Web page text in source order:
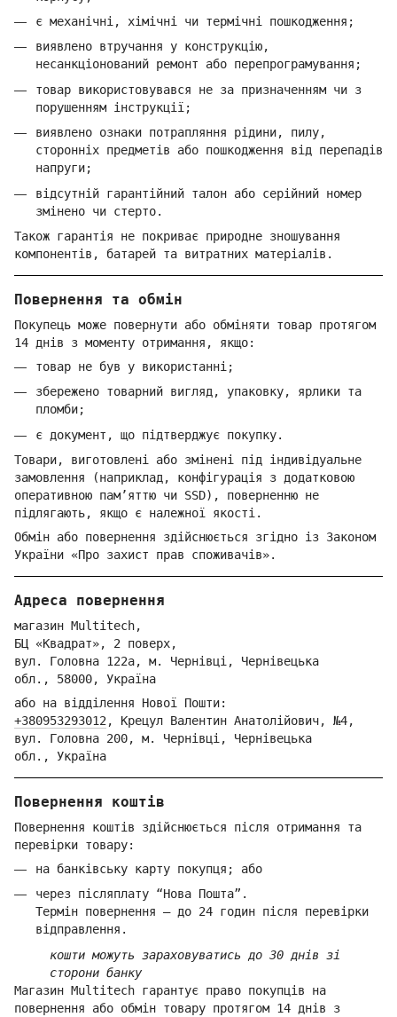
є механічні, хімічні чи термічні пошкодження;
виявлено втручання у конструкцію,
несанкціонований ремонт або перепрограмування;
товар використовувався не за призначенням чи з
порушенням інструкції;
виявлено ознаки потрапляння рідини, пилу,
сторонніх предметів або пошкодження від перепадів
напруги;
відсутній гарантійний талон або серійний номер
змінено чи стерто.
Також гарантія не покриває природне зношування
компонентів, батарей та витратних матеріалів.
Повернення та обмін
Покупець може повернути або обміняти товар протягом
14 днів з моменту отримання, якщо:
товар не був у використанні;
збережено товарний вигляд, упаковку, ярлики та
пломби;
є документ, що підтверджує покупку.
Товари, виготовлені або змінені під індивідуальне
замовлення (наприклад, конфігурація з додатковою
оперативною пам’яттю чи SSD), поверненню не
підлягають, якщо є належної якості.
Обмін або повернення здійснюється згідно із Законом
України «Про захист прав споживачів».
Адреса повернення
магазин Multitech,
БЦ «Квадрат», 2 поверх,
вул. Головна 122а, м. Чернівці, Чернівецька
обл., 58000, Україна
або на відділення Нової Пошти:
+380953293012 , Крецул Валентин Анатолійович, №4,
вул. Головна 200, м. Чернівці, Чернівецька
обл., Україна
Повернення коштів
Повернення коштів здійснюється після отримання та
перевірки товару:
на банківську карту покупця; або
через післяплату “Нова Пошта”.
Термін повернення — до 24 годин після перевірки
відправлення.
кошти можуть зараховуватись до 30 днів зі
сторони банку
Магазин Multitech гарантує право покупців на
повернення або обмін товару протягом 14 днів з